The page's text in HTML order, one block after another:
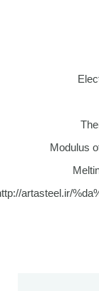
Modulus
artasteel.ir/